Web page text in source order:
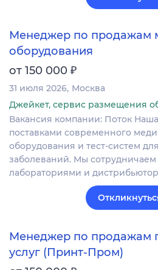
Менеджер по продажам
оборудования
от 150 000 ₽
31 июля 2026 Москва
Джейкет, сервис размещения
Вакансия компании: Поток
поставками современного
оборудования и тест-систем
заболеваний. Мы
лабораториями и
Менеджер по продажам
услуг (Принт-Пром)